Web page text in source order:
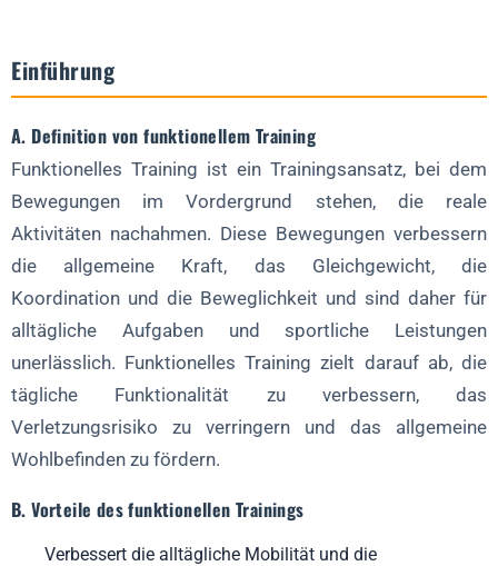
F. Kurzhanteln
J. Elastische Bänder
Überlegungen zur Auswahl von funktionellen Trainingsgeräten
Beispiel für funktionelle Trainingsübungen
A. Workout für Anfänger:
B. Workout für Fortgeschrittene:
C. Workout für Fortgeschrittene:
Erweiterte funktionelle Trainingsgeräte
A. Hantelablagegestelle
B. Widerstandstrainer
Einführung
A. Definition von funktionellem Training
Funktionelles Training ist ein Trainingsansatz, bei dem
Bewegungen im Vordergrund stehen, die reale
Aktivitäten nachahmen. Diese Bewegungen verbessern
die allgemeine Kraft, das Gleichgewicht, die
Koordination und die Beweglichkeit und sind daher für
alltägliche Aufgaben und sportliche Leistungen
unerlässlich. Funktionelles Training zielt darauf ab, die
tägliche Funktionalität zu verbessern, das
Verletzungsrisiko zu verringern und das allgemeine
Wohlbefinden zu fördern.
B. Vorteile des funktionellen Trainings
Verbessert die alltägliche Mobilität und die